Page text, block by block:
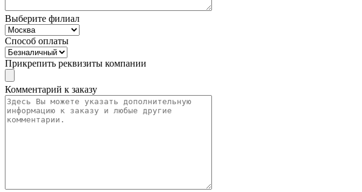
Выберите филиал
Способ оплаты
Прикрепить реквизиты компании
Комментарий к заказу